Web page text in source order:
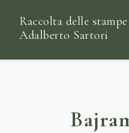
Raccolta delle stampe
Adalberto Sartori